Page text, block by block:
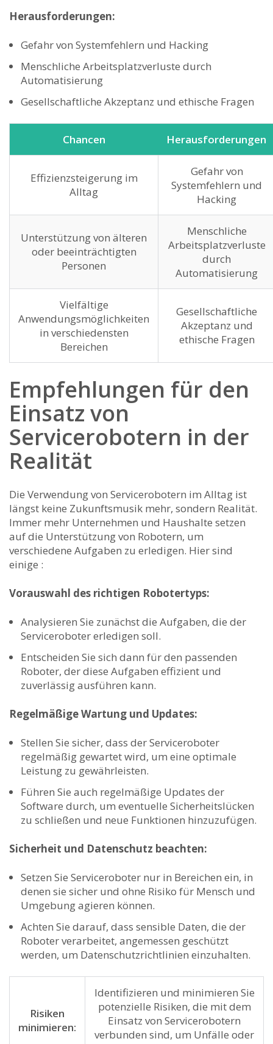
Herausforderungen:
Gefahr von‍ Systemfehlern und Hacking
Menschliche Arbeitsplatzverluste durch
Automatisierung
Gesellschaftliche ‌Akzeptanz und ethische Fragen
Chancen Herausforderungen
Effizienzsteigerung im‍
Alltag
Gefahr von
Systemfehlern und​
Hacking
Unterstützung von älteren
oder beeinträchtigten
⁢Personen
Menschliche‍
Arbeitsplatzverluste
durch
Automatisierung
Vielfältige⁢
Anwendungsmöglichkeiten
in verschiedensten
Bereichen
Gesellschaftliche
Akzeptanz und
ethische Fragen
Empfehlungen ⁣für den⁣
Einsatz von
Servicerobotern in der
Realität
Die Verwendung ‍von Servicerobotern ‍im Alltag ist
längst keine Zukunftsmusik mehr, sondern Realität.
Immer mehr Unternehmen und Haushalte setzen
auf die Unterstützung von Robotern, um
verschiedene Aufgaben zu erledigen. Hier sind
einige :
Vorauswahl des richtigen Robotertyps:
Analysieren Sie zunächst die Aufgaben, die der
Serviceroboter ⁢erledigen soll.
Entscheiden‍ Sie‌ sich ⁣dann für den passenden
Roboter, der diese Aufgaben effizient und
zuverlässig ausführen kann.
Regelmäßige Wartung und Updates:
Stellen Sie sicher, dass der Serviceroboter
regelmäßig gewartet wird, um eine optimale
Leistung zu gewährleisten.
Führen Sie auch ⁤regelmäßige ⁢Updates der
Software durch, um‍ eventuelle Sicherheitslücken
zu schließen und neue Funktionen hinzuzufügen.
Sicherheit und Datenschutz beachten:
Setzen Sie Serviceroboter nur in Bereichen‍ ein, in
‌denen sie sicher und ohne Risiko für Mensch und
Umgebung agieren können.
Achten Sie darauf,⁢ dass sensible Daten, die‍ der
Roboter‍ verarbeitet, angemessen geschützt
werden, um Datenschutzrichtlinien einzuhalten.
Risiken
minimieren:
Identifizieren und minimieren ⁢Sie
potenzielle Risiken, die mit ⁣dem
Einsatz von ⁤Servicerobotern
verbunden sind, um Unfälle oder